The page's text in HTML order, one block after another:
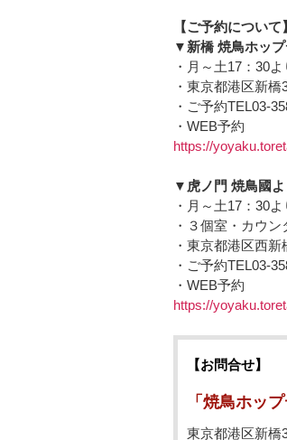
【ご予約について】
▼新橋 焼鳥ホッ
・月～土17：30
・東京都港区新橋
・ご予約TEL03-
・WEB予約
https://
▼虎ノ門 焼鳥國よ
・月～土17：30
・３個室・カウン
・東京都港区西新
・ご予約TEL03-
・WEB予約
https://
【お問合せ】
「焼鳥ホッ
東京都港区新